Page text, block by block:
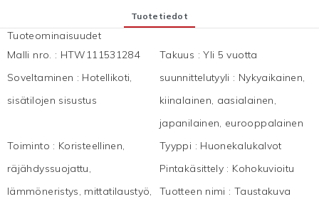
Tuotetiedot
Tuoteominaisuudet
Malli nro. : HTW111531284 Takuus :Yli 5 vuotta
Soveltaminen : Hotellikoti,
sisätilojen sisustus
suunnittelutyyli : Nykyaikainen,
kiinalainen, aasialainen,
japanilainen, eurooppalainen
Toiminto : Koristeellinen,
räjähdyssuojattu,
lämmöneristys, mittatilaustyö,
Tyyppi : Huonekalukalvot
Pintakäsittely : Kohokuvioitu
Tuotteen nimi : Taustakuva